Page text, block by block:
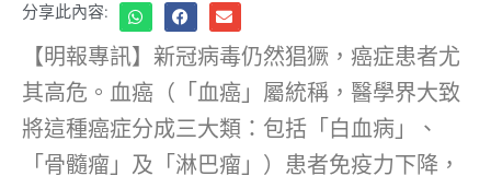
分享此內容:
【明報專訊】新冠病毒仍然猖獗，癌症患者尤
其高危。血癌（「血癌」屬統稱，醫學界大致
將這種癌症分成三大類：包括「白血病」、
「骨髓瘤」及「淋巴瘤」）患者免疫力下降，